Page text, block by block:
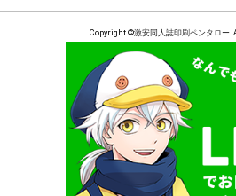
Copyright ©激安同人誌印刷ペンタロー.